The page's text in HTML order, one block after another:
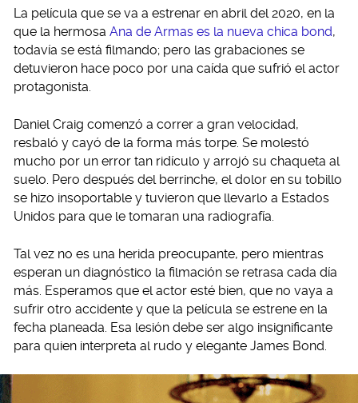
La película que se va a estrenar en abril del 2020, en la
que la hermosa Ana de Armas es la nueva chica bond,
todavía se está filmando; pero las grabaciones se
detuvieron hace poco por una caída que sufrió el actor
protagonista.
Daniel Craig comenzó a correr a gran velocidad,
resbaló y cayó de la forma más torpe. Se molestó
mucho por un error tan ridículo y arrojó su chaqueta al
suelo. Pero después del berrinche, el dolor en su tobillo
se hizo insoportable y tuvieron que llevarlo a Estados
Unidos para que le tomaran una radiografía.
Tal vez no es una herida preocupante, pero mientras
esperan un diagnóstico la filmación se retrasa cada día
más. Esperamos que el actor esté bien, que no vaya a
sufrir otro accidente y que la película se estrene en la
fecha planeada. Esa lesión debe ser algo insignificante
para quien interpreta al rudo y elegante James Bond.